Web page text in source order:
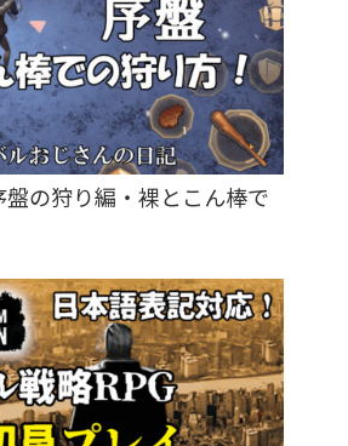
盤の狩り編・裸とこん棒で